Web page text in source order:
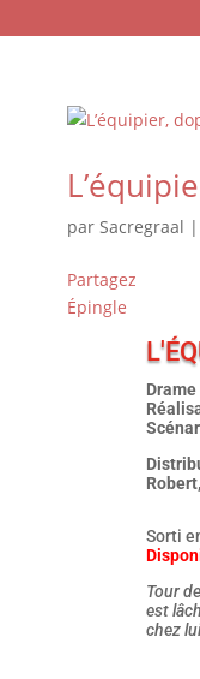
par Sacregraal |
Partagez
Épingle
Sorti
Tour
est
chez